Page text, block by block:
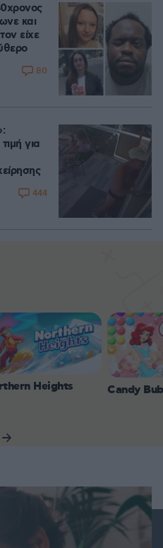
και
είχε
80
για
444
Heights Candy